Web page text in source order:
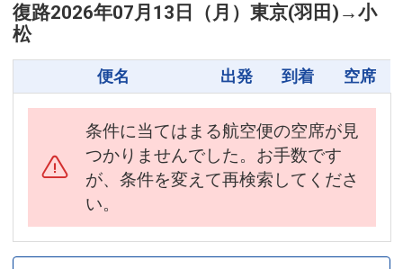
復路2026年07月13日（月） 東京(羽田) →小
松
便名 出発 到着 空席
条件に当てはまる航空便の空席が見
つかりませんでした。お手数です
が、条件を変えて再検索してくださ
い。